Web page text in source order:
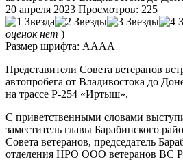
20 апреля 2023 Просмотров: 225
оценок нет )
Размер шрифта: AAAA
Представители Совета ветеранов
автопробега от Владивостока до
на трассе Р-254 «Иртыш».
С приветственными словами
заместитель главы Барабинского
Совета ветеранов, председатель
отделения НРО ООО ветеранов ВС